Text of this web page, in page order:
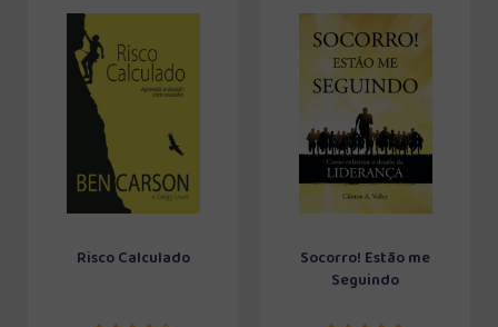
Risco Calculado
Socorro! Estão me
Seguindo